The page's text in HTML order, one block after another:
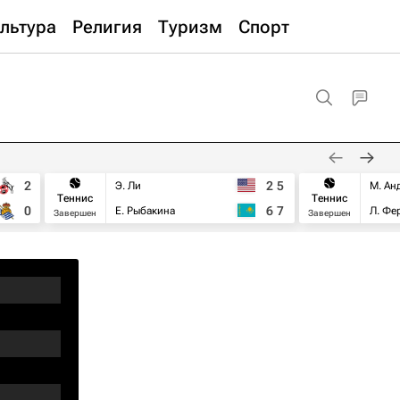
Религия Туризм Спорт
2
0
Теннис
Завершен
Э. Ли
Е. Рыбакина
2 5
6 7
Теннис
Завершен
М.
Л.